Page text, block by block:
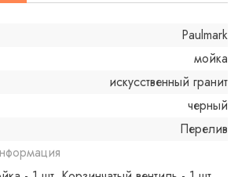
Paulmark
мойка
искусственный гранит
черный
Перелив